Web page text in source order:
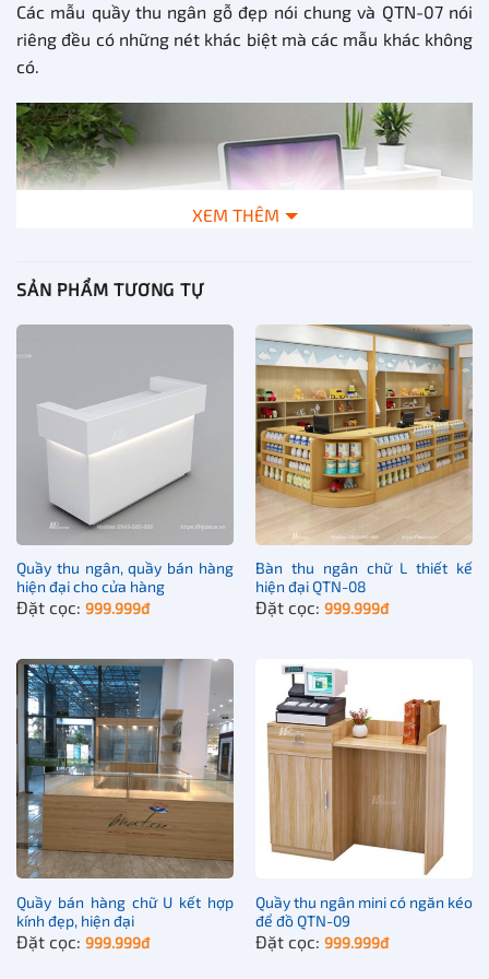
Các mẫu quầy thu ngân gỗ đẹp nói chung và QTN-07 nói
riêng đều có những nét khác biệt mà các mẫu khác không
có.
Quầy thu ngân thiết kế hiện đại
XEM THÊM
SẢN PHẨM TƯƠNG TỰ
Quầy thu ngân, quầy bán hàng
hiện đại cho cửa hàng
Đặt cọc: 999.999đ
Bàn thu ngân chữ L thiết kế
hiện đại QTN-08
Đặt cọc: 999.999đ
Quầy bán hàng chữ U kết hợp
kính đẹp, hiện đại
Đặt cọc: 999.999đ
Quầy thu ngân mini có ngăn kéo
để đồ QTN-09
Đặt cọc: 999.999đ